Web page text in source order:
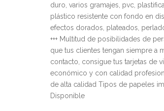
duro, varios gramajes, pvc,
plástico resistente con fondo en
efectos dorados, plateados,
+++ Multitud de posibilidades de
que tus clientes tengan siempre a
contacto, consigue tus tarjetas de
económico y con calidad
de alta calidad Tipos de papeles
Disponible